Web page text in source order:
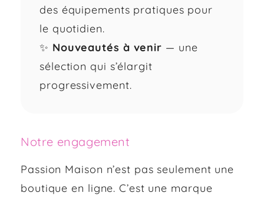
des équipements pratiques pour
le quotidien.
✨ Nouveautés à venir — une
sélection qui s’élargit
progressivement.
Notre engagement
Passion Maison n’est pas seulement une
boutique en ligne. C’est une marque